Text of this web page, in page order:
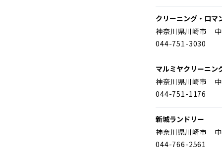
クリーニング・ロマ
神奈川県川崎市 中
044-751-3030
マルミヤクリーニン
神奈川県川崎市 中
044-751-1176
新城ランドリー
神奈川県川崎市 中
044-766-2561